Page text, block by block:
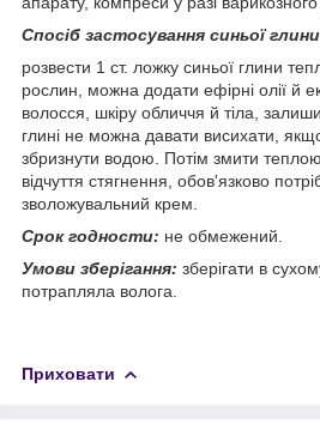
Спосіб застосування синьої
розвести 1 ст. ложку синьої глини
рослин, можна додати ефірні олії й
волосся, шкіру обличчя й тіла,
глині не можна давати висихати,
збризнути водою. Потім змити
відчуття стягнення, обов'язково
зволожувальний крем.
Срок годности: не обмежений.
Умови зберігання: зберігати в
потрапляла волога.
Приховати